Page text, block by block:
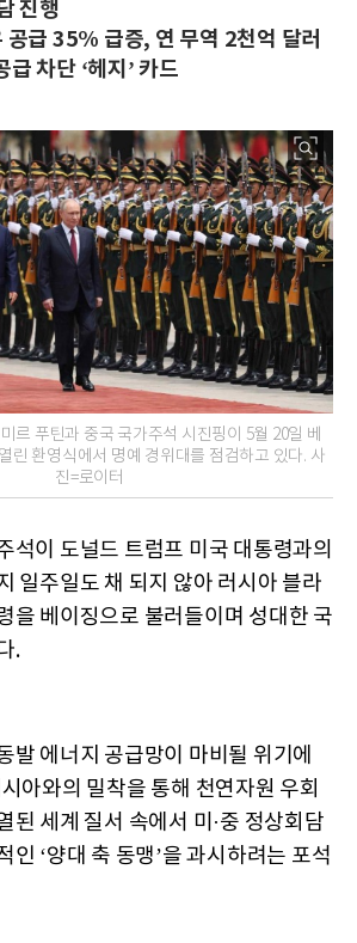
진행
공급 35% 급증, 연 무역 2천억 달러
차단 ‘헤지’ 카드
르 푸틴과 중국 국가주석 시진핑이 5월 20일 베
린 환영식에서 명예 경위대를 점검하고 있다. 사
진=로이터
석이 도널드 트럼프 미국 대통령과의
일주일도 채 되지 않아 러시아 블라
을 베이징으로 불러들이며 성대한 국
.
발 에너지 공급망이 마비될 위기에
아와의 밀착을 통해 천연자원 우회
된 세계 질서 속에서 미·중 정상회담
인 ‘양대 축 동맹’을 과시하려는 포석